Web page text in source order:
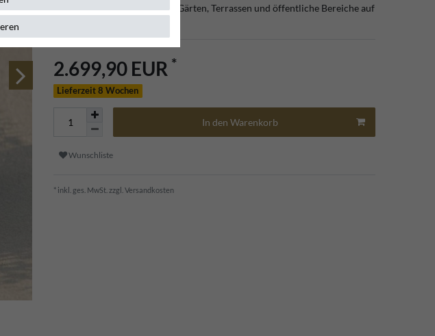
Ausstrahlung und bereichert Gärten, Terrassen und öffentliche Bereiche auf
2.699,90 EUR *
Lieferzeit 8 Wochen
In den Warenkorb
Wunschliste
* inkl. ges. MwSt. zzgl. Versandkosten